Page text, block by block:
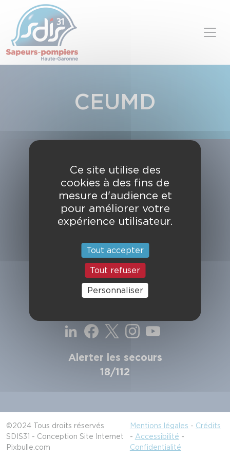
CEUMD
49, chemin de l'Armurié
C.S. 80123
31772 COLOMIERS CEDEX
Contactez-nous
Alerter les secours
18/112
©2024 Tous droits réservés
SDIS31 - Conception Site Internet
Pixbulle.com
Mentions légales - Crédits
- Accessibilité -
Confidentialité
Panneau de gestion des cookies
Ce site utilise des
cookies à des fins de
mesure d'audience et
pour améliorer votre
expérience utilisateur.
Tout accepter
Tout refuser
Personnaliser